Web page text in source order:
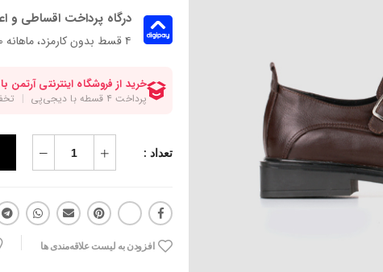
درگاه پرداخت اقساطی و
۴ قسط بدون کارمزد، ماهانه 1,880,850 تومان
تعداد :
افزودن به لیست علاقه‌مندی ها